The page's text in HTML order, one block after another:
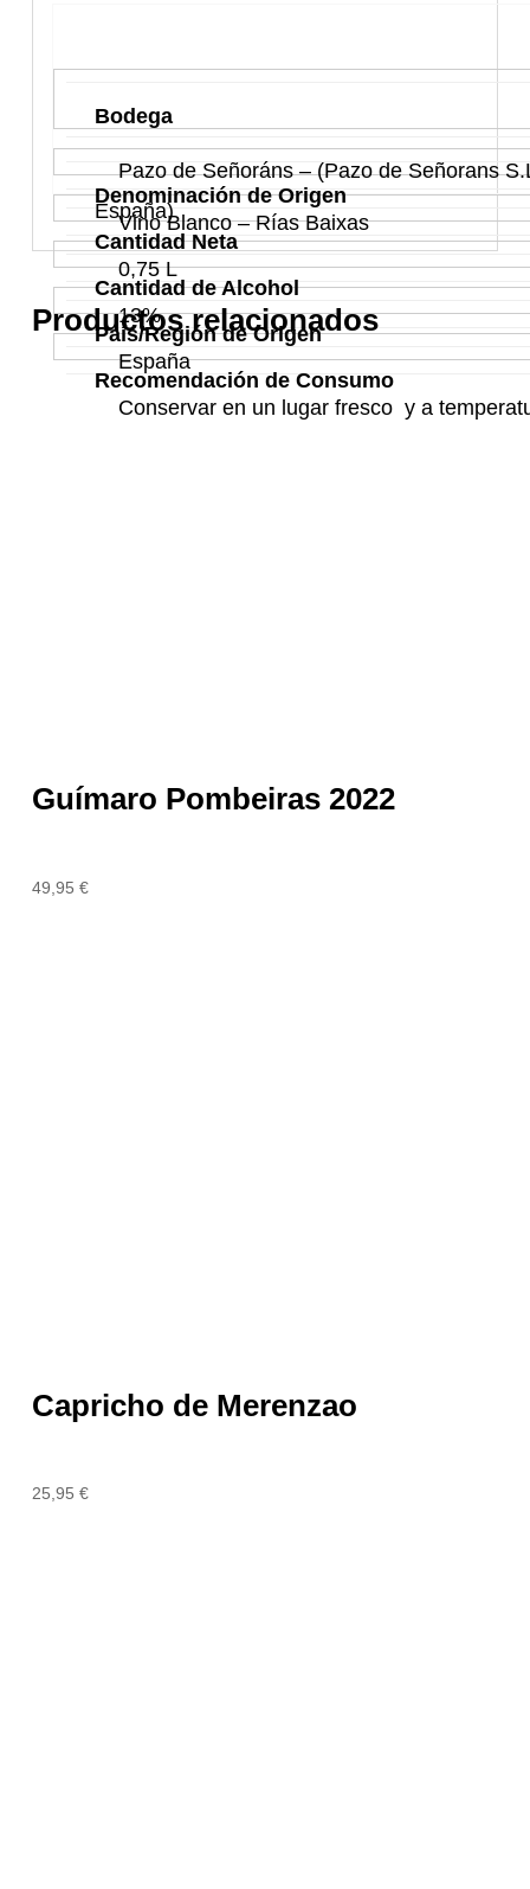
Bodega
Pazo de Señoráns – (Pazo de Señorans
España)
Denominación de Origen
Vino Blanco – Rías Baixas
Cantidad Neta
0,75 L
Cantidad de Alcohol
13%
País/Región de Origen
España
Recomendación de Consumo
Conservar en un lugar fresco y a
Productos relacionados
Guímaro Pombeiras 2022
49,95€
Capricho de Merenzao
25,95€